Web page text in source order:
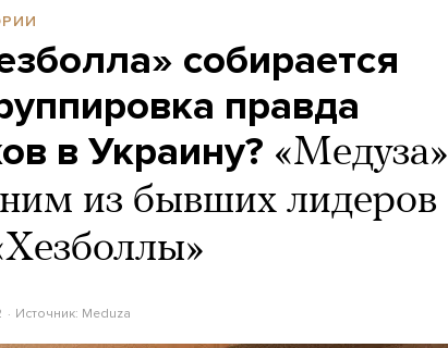
собирается
правда
в Украину? «Медуза»
из бывших лидеров
Источник: Meduza